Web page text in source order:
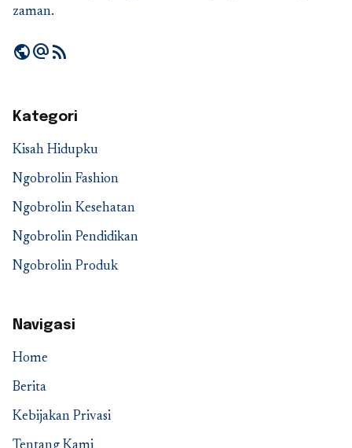
zaman.
publicalternate_emailrss_feed
Kategori
Kisah Hidupku
Ngobrolin Fashion
Ngobrolin Kesehatan
Ngobrolin Pendidikan
Ngobrolin Produk
Navigasi
Home
Berita
Kebijakan Privasi